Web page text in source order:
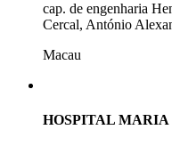
cap. de engenharia
Cercal, António
Macau
HOSPITAL MARIA